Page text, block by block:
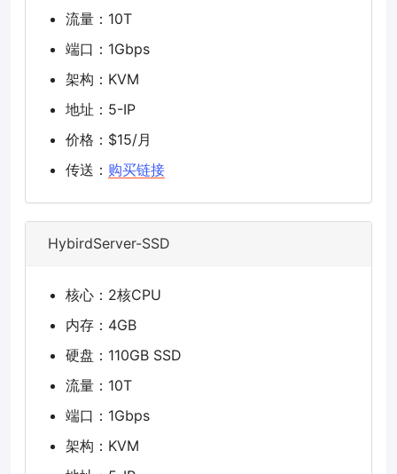
流量：10T
端口：1Gbps
架构：KVM
地址：5-IP
价格：$15/月
传送： 购买链接
HybirdServer-SSD
核心：2核CPU
内存：4GB
硬盘：110GB SSD
流量：10T
端口：1Gbps
架构：KVM